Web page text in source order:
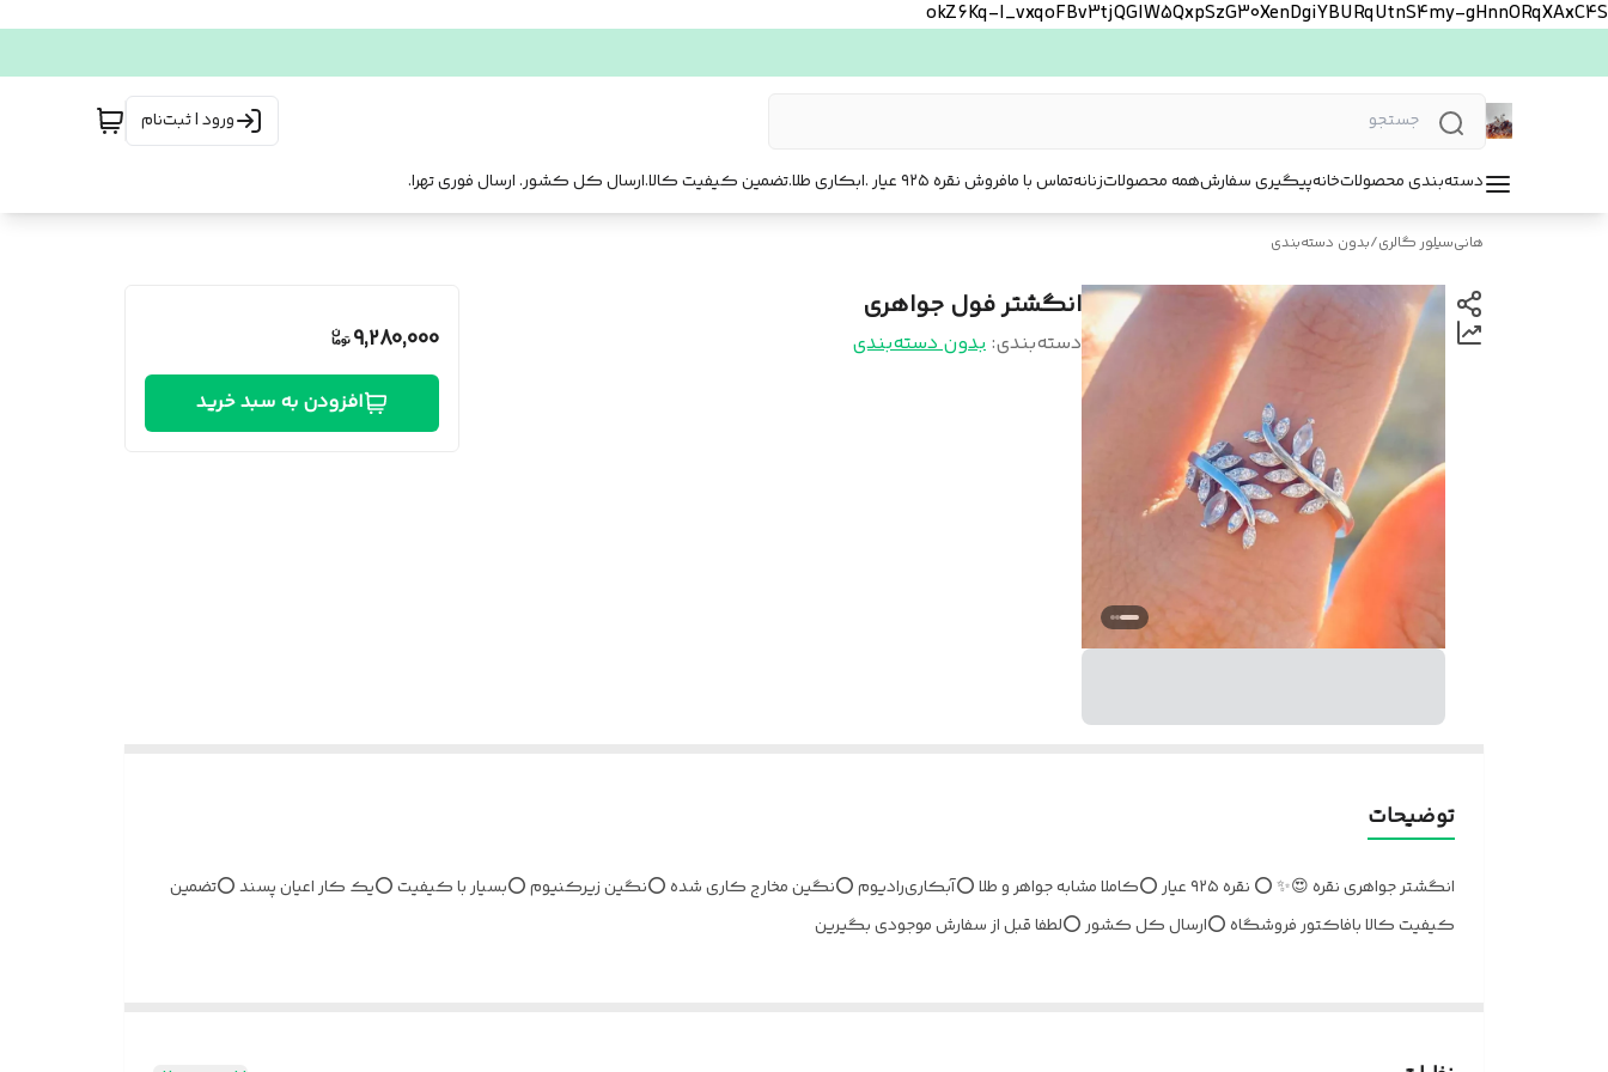
okZ6Kq-l_vxqoFBv3tjQGlW5QxpSzG30XenDgiYBURqUtnS4my-gHnnORqXAxC4S
ورود | ثبت‌نام
دسته‌بندی محصولاتخانهپیگیری سفارشهمه محصولاتزنانهتماس با مافروش نقره ۹۲۵ عیار .ابکاری طلا.تضمین کیفیت کالا.ارسال کل کشور. ارسال فوری تهرا.
هانی‌سیلور گالری/بدون دسته‌بندی
انگشتر فول جواهری
دسته‌بندی: بدون دسته‌بندی 9,280,000
افزودن به سبد خرید
توضیحات
انگشتر جواهری نقره 😍✨ ⭕️ نقره ۹۲۵ عیار ⭕️کاملا مشابه جواهر و طلا ⭕️آبکاری‌رادیوم ⭕️نگین مخارج کاری شده ⭕️نگین زیرکنیوم ⭕️بسیار با کیفیت ⭕️یک کار اعیان پسند ⭕️تضمین
کیفیت کالا بافاکتور فروشگاه ⭕️ارسال کل کشور ⭕️لطفا قبل از سفارش موجودی بگیرین